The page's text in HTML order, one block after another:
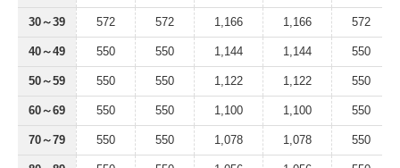
30～39 572 572 1,166 1,166 572
40～49 550 550 1,144 1,144 550
50～59 550 550 1,122 1,122 550
60～69 550 550 1,100 1,100 550
70～79 550 550 1,078 1,078 550